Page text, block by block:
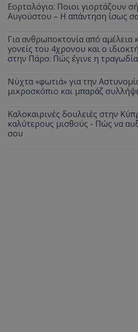
Εορτολόγιο: Ποιοι γιορτάζουν
Αυγούστου – Η απάντηση ίσως
Για ανθρωποκτονία από αμέλεια
γονείς του 4χρονου και ο
στην Πάρο: Πώς έγινε η τραγωδία
Νύχτα «φωτιά» για την
μικροσκόπιο και μπαράζ
Καλοκαιρινές δουλειές στην
καλύτερους μισθούς - Πώς να
σου